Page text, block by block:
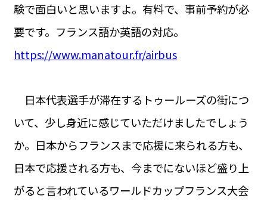
験で面白いと思いますよ。有料で、事前予約が必
要です。フランス語か英語の対応。
https://www.manatour.fr/airbus
日本代表選手が滞在するトゥールーズの街につ
いて、少し身近に感じていただけましたでしょう
か。日本からフランスまで応援に来られる方も、
日本で応援される方も、今までにないほど盛り上
がると言われているワールドカップフランス大会